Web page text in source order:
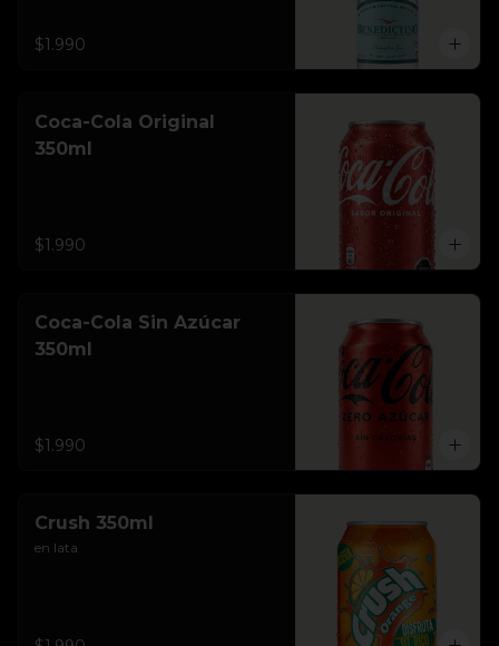
$1.990
Coca-Cola Original
350ml
$1.990
Coca-Cola Sin Azúcar
350ml
$1.990
Crush 350ml
en lata